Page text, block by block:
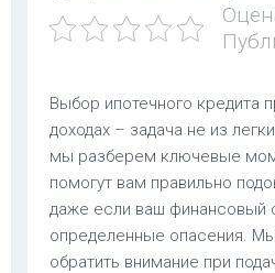
Выбор ипотечного кредита
доходах – задача не из
мы разберем ключевые
помогут вам правильно
даже если ваш финансовый
определенные опасения.
обратить внимание при